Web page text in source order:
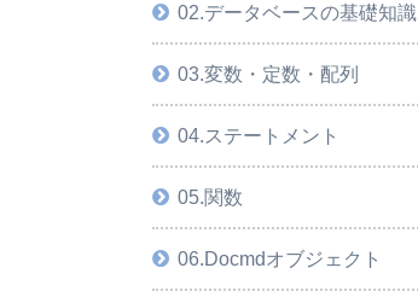
02.データベースの基礎知識
03.変数・定数・配列
04.ステートメント
05.関数
06.Docmdオブジェクト